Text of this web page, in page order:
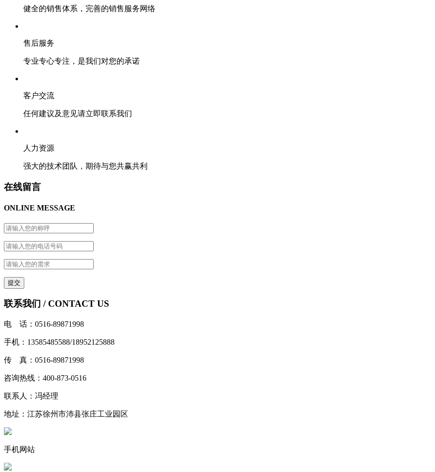
健全的销售体系，完善的销售服务网络
售后服务
专业专心专注，是我们对您的承诺
客户交流
任何建议及意见请立即联系我们
人力资源
强大的技术团队，期待与您共赢共利
在线留言
ONLINE MESSAGE
联系我们 / CONTACT US
电 话：0516-89871998
手机：13585485588/18952125888
传 真：0516-89871998
咨询热线：400-873-0516
联系人：冯经理
地址：江苏徐州市沛县张庄工业园区
手机网站